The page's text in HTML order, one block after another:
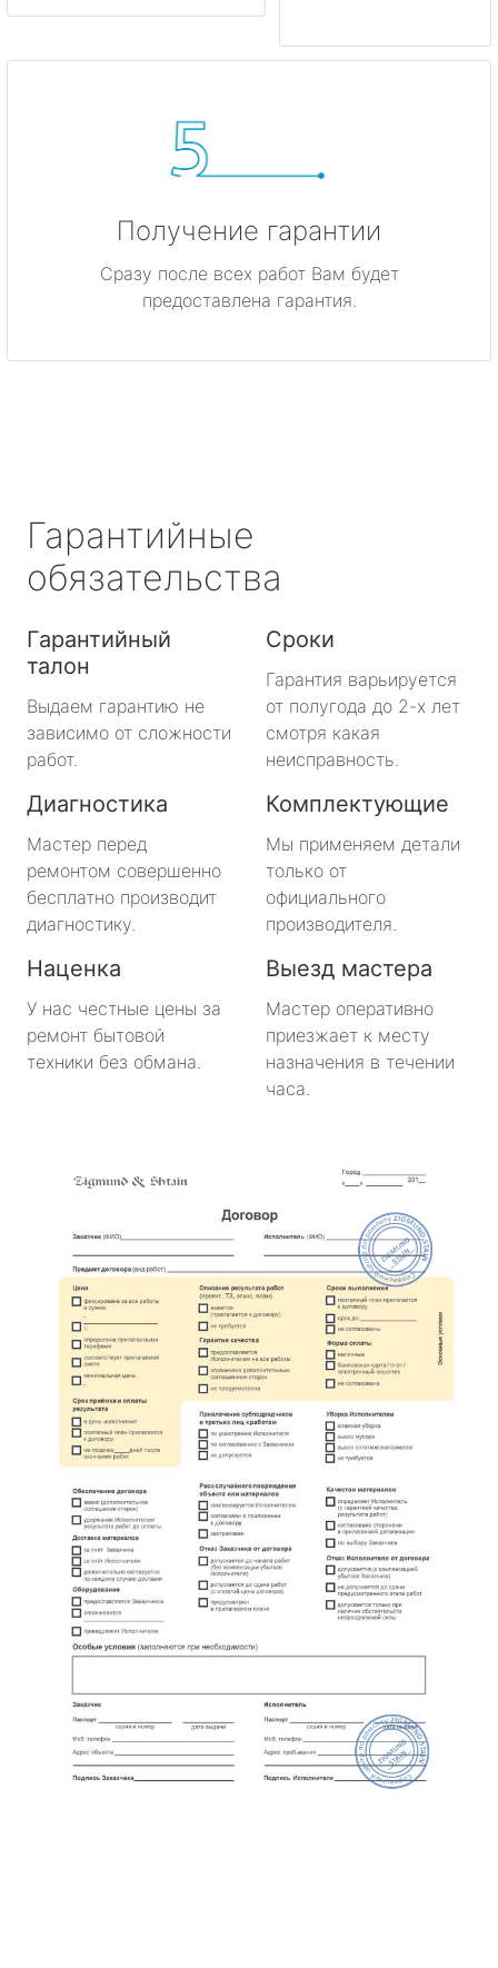
Получение гарантии
Сразу после всех работ Вам будет
предоставлена гарантия.
Гарантийные
обязательства
Гарантийный
талон
Выдаем гарантию не
зависимо от сложности
работ.
Сроки
Гарантия варьируется
от полугода до 2-х лет
смотря какая
неисправность.
Диагностика
Мастер перед
ремонтом совершенно
бесплатно производит
диагностику.
Комплектующие
Мы применяем детали
только от
официального
производителя.
Наценка
У нас честные цены за
ремонт бытовой
техники без обмана.
Выезд мастера
Мастер оперативно
приезжает к месту
назначения в течении
часа.